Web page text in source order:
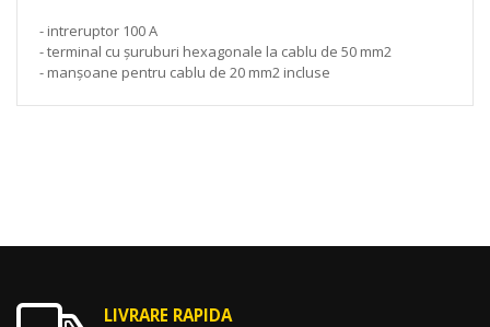
- intreruptor 100 A
- terminal cu șuruburi hexagonale la cablu de 50 mm2
- manșoane pentru cablu de 20 mm2 incluse
LIVRARE RAPIDA